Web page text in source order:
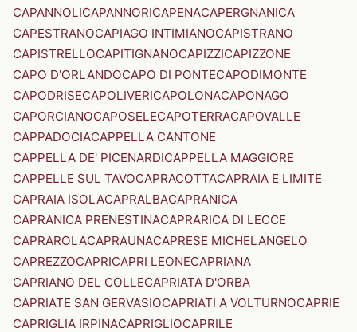
CAPANNOLICAPANNORICAPENACAPERGNANICA
CAPESTRANOCAPIAGO INTIMIANOCAPISTRANO
CAPISTRELLOCAPITIGNANOCAPIZZICAPIZZONE
CAPO D'ORLANDOCAPO DI PONTECAPODIMONTE
CAPODRISECAPOLIVERICAPOLONACAPONAGO
CAPORCIANOCAPOSELECAPOTERRACAPOVALLE
CAPPADOCIACAPPELLA CANTONE
CAPPELLA DE' PICENARDICAPPELLA MAGGIORE
CAPPELLE SUL TAVOCAPRACOTTACAPRAIA E LIMITE
CAPRAIA ISOLACAPRALBACAPRANICA
CAPRANICA PRENESTINACAPRARICA DI LECCE
CAPRAROLACAPRAUNACAPRESE MICHELANGELO
CAPREZZOCAPRICAPRI LEONECAPRIANA
CAPRIANO DEL COLLECAPRIATA D'ORBA
CAPRIATE SAN GERVASIOCAPRIATI A VOLTURNOCAPRIE
CAPRIGLIA IRPINACAPRIGLIOCAPRILE